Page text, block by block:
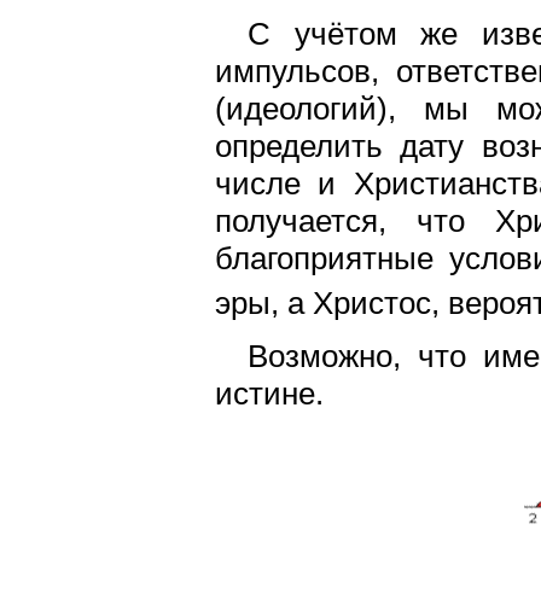
С учётом же
импульсов,
(идеологий), мы
определить дату
числе и
получается, что
благоприятные
эры, а Христос,
Возможно, что
истине.